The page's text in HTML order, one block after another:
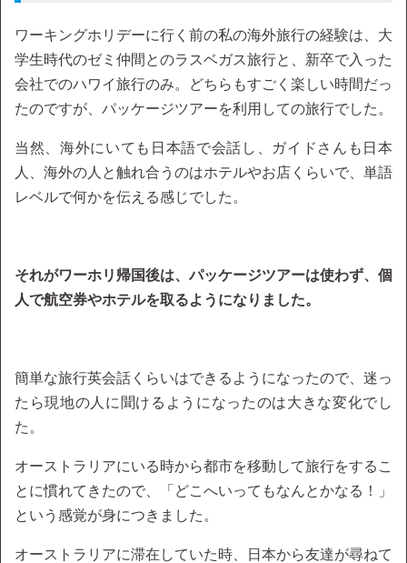
ワーキングホリデーに行く前の私の海外旅行の経験は、大
学生時代のゼミ仲間とのラスベガス旅行と、新卒で入った
会社でのハワイ旅行のみ。どちらもすごく楽しい時間だっ
たのですが、パッケージツアーを利用しての旅行でした。
当然、海外にいても日本語で会話し、ガイドさんも日本
人、海外の人と触れ合うのはホテルやお店くらいで、単語
レベルで何かを伝える感じでした。
それがワーホリ帰国後は、パッケージツアーは使わず、個
人で航空券やホテルを取るようになりました。
簡単な旅行英会話くらいはできるようになったので、迷っ
たら現地の人に聞けるようになったのは大きな変化でし
た。
オーストラリアにいる時から都市を移動して旅行をするこ
とに慣れてきたので、「どこへいってもなんとかなる！」
という感覚が身につきました。
オーストラリアに滞在していた時、日本から友達が尋ねて